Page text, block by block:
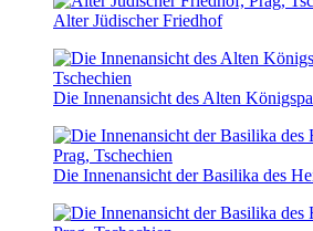
Alter Jüdischer Friedhof
Die Innenansicht des Alten
Die Innenansicht der Basilika des